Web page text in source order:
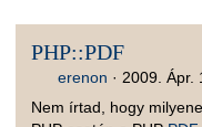
PHP::PDF
erenon · 2009. Ápr.
Nem írtad, hogy